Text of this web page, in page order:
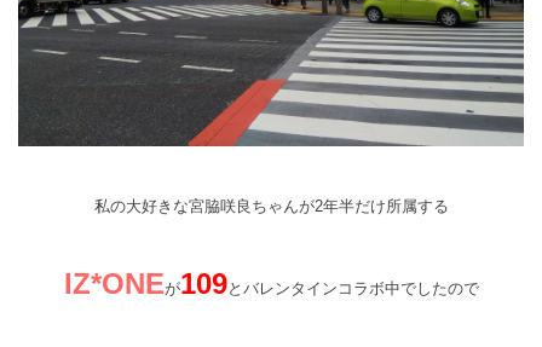
私の大好きな宮脇咲良ちゃんが2年半だけ所属する
IZ*ONEが109とバレンタインコラボ中でしたので